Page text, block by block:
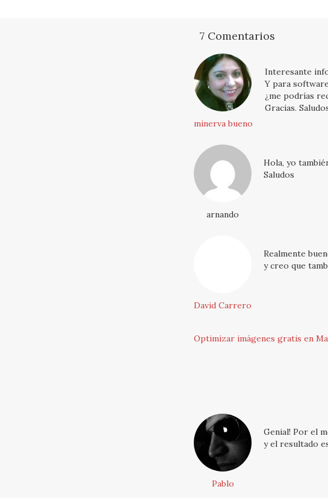
7 Comentarios
minerva bueno
Interesante
Y para
¿me podrías
Gracias.
arnando
Hola, yo
Saludos
David Carrero
Realmente
y creo que
Optimizar imágenes gratis en
Pablo
Genial! Por el
y el resultado